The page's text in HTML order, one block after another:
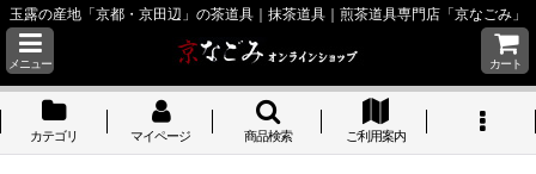
玉露の産地「京都・京田辺」の茶道具｜抹茶道具｜煎茶道具専門店「京なごみ」
メニュー カート
カテゴリ マイページ 商品検索 ご利用案内